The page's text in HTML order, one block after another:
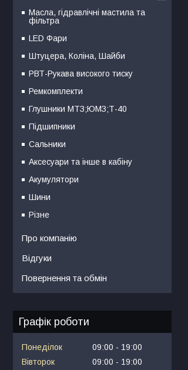
Масла, гідравлічні мастила та
фільтра
LED Фари
Штуцера, Коліна, Шайби
РВТ-Рукава високого тиску
Ремкомплекти
Глушники МТЗ;ЮМЗ;Т-40
Підшипники
Сальники
Аксесуари та інше в кабіну
Акумулятори
Шини
Різне
Про компанію
Відгуки
Повернення та обмін
Графік роботи
Понеділок 09:00
19:00
Вівторок
09:00
19:00